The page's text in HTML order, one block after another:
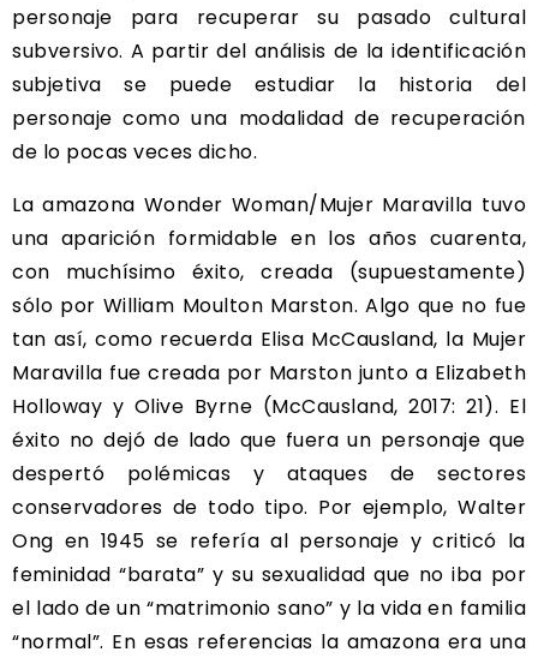
personaje para recuperar su pasado cultural
subversivo. A partir del análisis de la identificación
subjetiva se puede estudiar la historia del
personaje como una modalidad de recuperación
de lo pocas veces dicho.
La amazona Wonder Woman/Mujer Maravilla tuvo
una aparición formidable en los años cuarenta,
con muchísimo éxito, creada (supuestamente)
sólo por William Moulton Marston. Algo que no fue
tan así, como recuerda Elisa McCausland, la Mujer
Maravilla fue creada por Marston junto a Elizabeth
Holloway y Olive Byrne (McCausland, 2017: 21). El
éxito no dejó de lado que fuera un personaje que
despertó polémicas y ataques de sectores
conservadores de todo tipo. Por ejemplo, Walter
Ong en 1945 se refería al personaje y criticó la
feminidad “barata” y su sexualidad que no iba por
el lado de un “matrimonio sano” y la vida en familia
“normal”. En esas referencias la amazona era una